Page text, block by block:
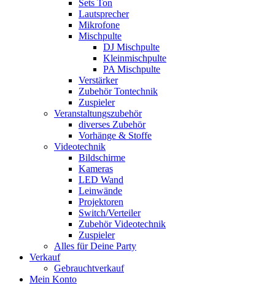
Sets Ton
Lautsprecher
Mikrofone
Mischpulte
DJ Mischpulte
Kleinmischpulte
PA Mischpulte
Verstärker
Zubehör Tontechnik
Zuspieler
Veranstaltungszubehör
diverses Zubehör
Vorhänge & Stoffe
Videotechnik
Bildschirme
Kameras
LED Wand
Leinwände
Projektoren
Switch/Verteiler
Zubehör Videotechnik
Zuspieler
Alles für Deine Party
Verkauf
Gebrauchtverkauf
Mein Konto